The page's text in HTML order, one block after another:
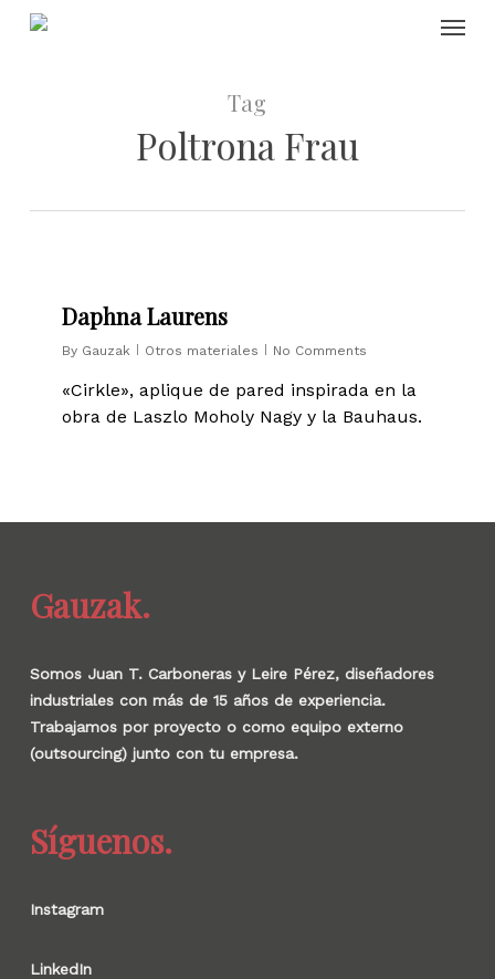
Skip
Tag
Poltrona Frau
Daphna Laurens
By Gauzak Otros materiales No Comments
«Cirkle», aplique de pared inspirada en la
obra de Laszlo Moholy Nagy y la Bauhaus.
Gauzak.
Somos Juan T. Carboneras y Leire Pérez, diseñadores
industriales con más de 15 años de experiencia.
Trabajamos por proyecto o como equipo externo
(outsourcing) junto con tu empresa.
Síguenos.
Instagram
LinkedIn